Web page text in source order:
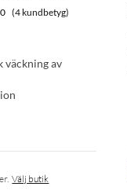
(4 kundbetyg)
väckning av
Välj butik